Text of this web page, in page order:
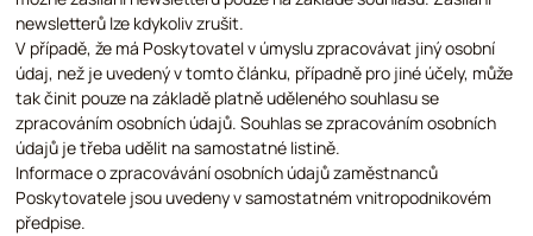
newsletterů lze kdykoliv zrušit.
V případě, že má Poskytovatel v úmyslu zpracovávat jiný osobní
údaj, než je uvedený v tomto článku, případně pro jiné účely, může
tak činit pouze na základě platně uděleného souhlasu se
zpracováním osobních údajů. Souhlas se zpracováním osobních
údajů je třeba udělit na samostatné listině.
Informace o zpracovávání osobních údajů zaměstnanců
Poskytovatele jsou uvedeny v samostatném vnitropodnikovém
předpise.